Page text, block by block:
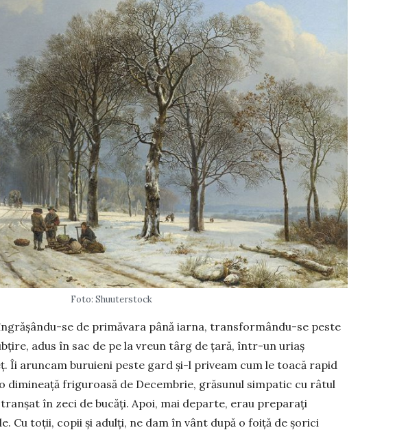
Foto: Shuuterstock
se de primăvara până iarna, transformându-se peste
adus în sac de pe la vreun târg de țară, într-un uriaș
Îi aruncam buruieni peste gard și-l priveam cum le toacă rapid
friguroasă de Decembrie, grăsunul simpatic cu râtul
în zeci de bucăți. Apoi, mai departe, erau preparați
Cu toții, copii și adulți, ne dam în vânt după o foiță de șorici